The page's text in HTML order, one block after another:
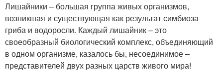
Лишайники – большая группа живых организмов,
возникшая и существующая как результат симбиоза
гриба и водоросли. Каждый лишайник – это
своеобразный биологический комплекс, объединяющий
в одном организме, казалось бы, несоединимое –
представителей двух разных царств живого мира!